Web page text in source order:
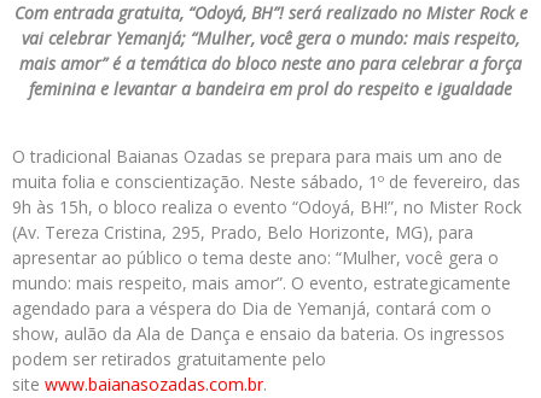
Com entrada gratuita, “Odoyá, BH”! será realizado no Mister Rock e
vai celebrar Yemanjá; “Mulher, você gera o mundo: mais respeito,
mais amor” é a temática do bloco neste ano para celebrar a força
feminina e levantar a bandeira em prol do respeito e igualdade
O tradicional Baianas Ozadas se prepara para mais um ano de
muita folia e conscientização. Neste sábado, 1º de fevereiro, das
9h às 15h, o bloco realiza o evento “Odoyá, BH!”, no Mister Rock
(Av. Tereza Cristina, 295, Prado, Belo Horizonte, MG), para
apresentar ao público o tema deste ano: “Mulher, você gera o
mundo: mais respeito, mais amor”. O evento, estrategicamente
agendado para a véspera do Dia de Yemanjá, contará com o
show, aulão da Ala de Dança e ensaio da bateria. Os ingressos
podem ser retirados gratuitamente pelo
site www.baianasozadas.com.br.